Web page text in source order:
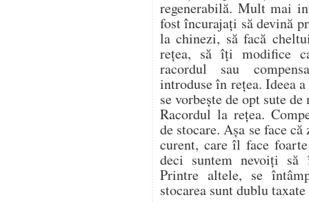
regenerabilă. Mult mai
fost încurajați să devină
la chinezi, să facă
rețea, să îți modifice
racordul sau
introduse în rețea. Ideea
se vorbește de opt sute
Racordul la rețea.
de stocare. Așa se face
curent, care îl face
deci suntem nevoiți să
Printre altele, se
stocarea sunt dublu